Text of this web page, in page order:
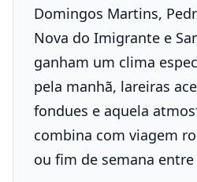
Domingos Martins,
Nova do Imigrante e
ganham um clima
pela manhã, lareiras
fondues e aquela
combina com viagem
ou fim de semana